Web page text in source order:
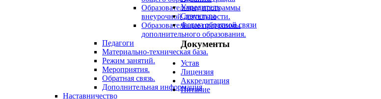
Образовательные программы
внеурочной деятельности.
Образовательные программы
дополнительного образования.
Педагоги
Материально-техническая база.
Режим занятий.
Мероприятия.
Обратная связь.
Дополнительная информация
Наставничество
Учредитель
Структура
Форма обратной связи
Документы
Устав
Лицензия
Аккредитация
Питание